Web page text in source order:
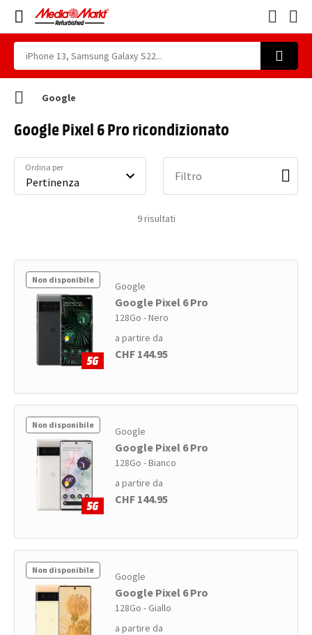
Google
Google Pixel 6 Pro ricondizionato
9risultati
Ordina per
Filtro
Non disponibile Google
Google Pixel 6 Pro
128Go - Nero
a partire da
CHF 144.95
Non disponibile Google
Google Pixel 6 Pro
128Go - Bianco
a partire da
CHF 144.95
Non disponibile Google
Google Pixel 6 Pro
128Go - Giallo
a partire da